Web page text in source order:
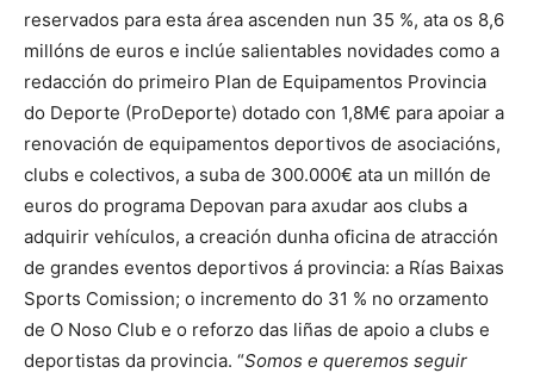
reservados para esta área ascenden nun 35 %, ata os 8,6
millóns de euros e inclúe salientables novidades como a
redacción do primeiro Plan de Equipamentos Provincia
do Deporte (ProDeporte) dotado con 1,8M€ para apoiar a
renovación de equipamentos deportivos de asociacións,
clubs e colectivos, a suba de 300.000€ ata un millón de
euros do programa Depovan para axudar aos clubs a
adquirir vehículos, a creación dunha oficina de atracción
de grandes eventos deportivos á provincia: a Rías Baixas
Sports Comission; o incremento do 31 % no orzamento
de O Noso Club e o reforzo das liñas de apoio a clubs e
deportistas da provincia. “Somos e queremos seguir